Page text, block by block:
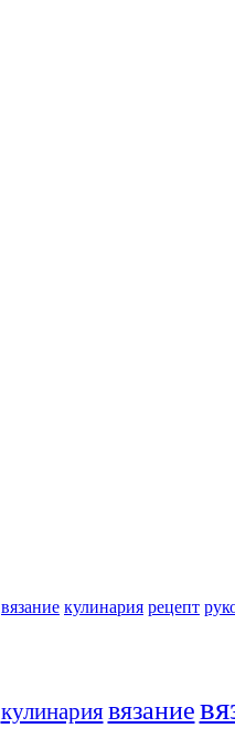
вязание кулинария рецепт
кулинариявязание